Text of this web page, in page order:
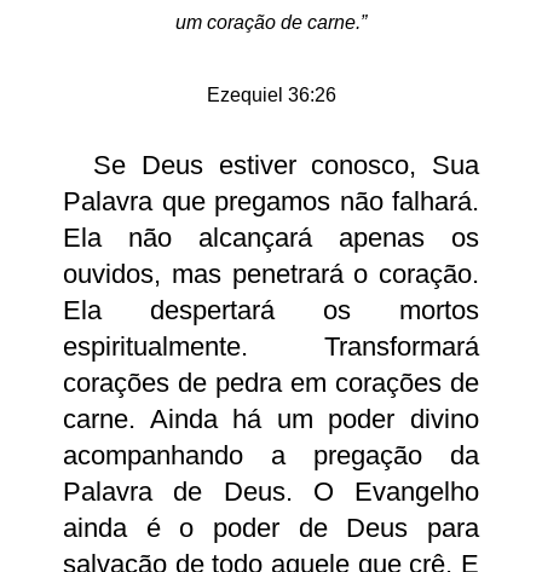
um coração de carne.”
Ezequiel 36:26
Se Deus estiver conosco, Sua
Palavra que pregamos não falhará.
Ela não alcançará apenas os
ouvidos, mas penetrará o coração.
Ela despertará os mortos
espiritualmente. Transformará
corações de pedra em corações de
carne. Ainda há um poder divino
acompanhando a pregação da
Palavra de Deus. O Evangelho
ainda é o poder de Deus para
salvação de todo aquele que crê. E